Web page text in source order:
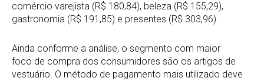
comércio varejista (R$ 180,84), beleza (R$ 155,29),
gastronomia (R$ 191,85) e presentes (R$ 303,96).
Ainda conforme a análise, o segmento com maior
foco de compra dos consumidores são os artigos de
vestuário. O método de pagamento mais utilizado deve